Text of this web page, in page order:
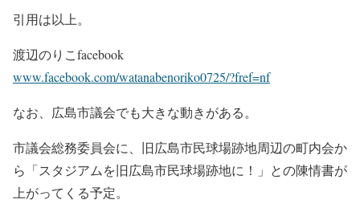
引用は以上。
渡辺のりこfacebook
www.facebook.com/watanabenoriko0725/?fref=nf
なお、広島市議会でも大きな動きがある。
市議会総務委員会に、旧広島市民球場跡地周辺の町内会か
ら「スタジアムを旧広島市民球場跡地に！」との陳情書が
上がってくる予定。